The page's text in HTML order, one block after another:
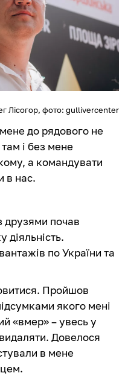
Лісогор, фото: gullivercenter
до рядового не
і без мене
а командувати
в нас.
друзями почав
діяльність.
по України та
Пройшов
якого мені
«вмер» – увесь у
Довелося
в мене